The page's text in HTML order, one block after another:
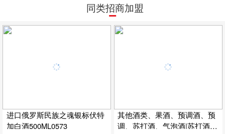
同类招商加盟
进口俄罗斯民族之魂银标伏特
加白酒500ML0573
其他酒类、果酒、预调酒、预
调、苏打酒、气泡酒|苏打酒批